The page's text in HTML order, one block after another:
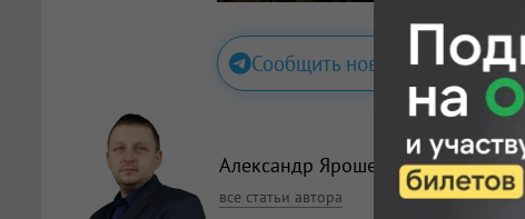
Сообщить новость
Александр Ярошевский, редактор
все статьи автора